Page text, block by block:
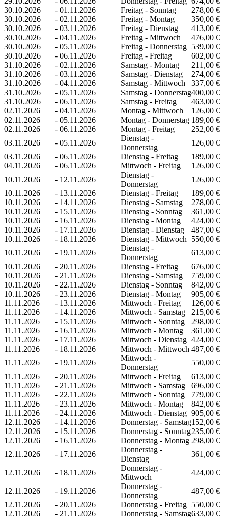
30.10.2026
- 01.11.2026 Freitag - Sonntag
278,00 €
30.10.2026
- 02.11.2026 Freitag - Montag
350,00 €
30.10.2026
- 03.11.2026 Freitag - Dienstag
413,00 €
30.10.2026
- 04.11.2026 Freitag - Mittwoch
476,00 €
30.10.2026
- 05.11.2026 Freitag - Donnerstag 539,00 €
30.10.2026
- 06.11.2026 Freitag - Freitag
602,00 €
31.10.2026
- 02.11.2026 Samstag - Montag
211,00 €
31.10.2026
- 03.11.2026 Samstag - Dienstag
274,00 €
31.10.2026
- 04.11.2026 Samstag - Mittwoch
337,00 €
31.10.2026
- 05.11.2026 Samstag - Donnerstag400,00 €
31.10.2026
- 06.11.2026 Samstag - Freitag
463,00 €
02.11.2026
- 04.11.2026 Montag - Mittwoch
126,00 €
02.11.2026
- 05.11.2026 Montag - Donnerstag 189,00 €
02.11.2026
- 06.11.2026 Montag - Freitag
252,00 €
03.11.2026
- 05.11.2026
Dienstag -
Donnerstag
126,00 €
03.11.2026
- 06.11.2026 Dienstag - Freitag
189,00 €
04.11.2026
- 06.11.2026 Mittwoch - Freitag
126,00 €
10.11.2026
- 12.11.2026
Dienstag -
Donnerstag
126,00 €
10.11.2026
- 13.11.2026 Dienstag - Freitag
189,00 €
10.11.2026
- 14.11.2026 Dienstag - Samstag
278,00 €
10.11.2026
- 15.11.2026 Dienstag - Sonntag
361,00 €
10.11.2026
- 16.11.2026 Dienstag - Montag
424,00 €
10.11.2026
- 17.11.2026 Dienstag - Dienstag
487,00 €
10.11.2026
- 18.11.2026 Dienstag - Mittwoch
550,00 €
10.11.2026
- 19.11.2026
Dienstag -
Donnerstag
613,00 €
10.11.2026
- 20.11.2026 Dienstag - Freitag
676,00 €
10.11.2026
- 21.11.2026 Dienstag - Samstag
759,00 €
10.11.2026
- 22.11.2026 Dienstag - Sonntag
842,00 €
10.11.2026
- 23.11.2026 Dienstag - Montag
905,00 €
11.11.2026
- 13.11.2026 Mittwoch - Freitag
126,00 €
11.11.2026
- 14.11.2026 Mittwoch - Samstag
215,00 €
11.11.2026
- 15.11.2026 Mittwoch - Sonntag
298,00 €
11.11.2026
- 16.11.2026 Mittwoch - Montag
361,00 €
11.11.2026
- 17.11.2026 Mittwoch - Dienstag 424,00 €
11.11.2026
- 18.11.2026 Mittwoch - Mittwoch 487,00 €
11.11.2026
- 19.11.2026
Mittwoch -
Donnerstag
550,00 €
11.11.2026
- 20.11.2026 Mittwoch - Freitag
613,00 €
11.11.2026
- 21.11.2026 Mittwoch - Samstag
696,00 €
11.11.2026
- 22.11.2026 Mittwoch - Sonntag
779,00 €
11.11.2026
- 23.11.2026 Mittwoch - Montag
842,00 €
11.11.2026
- 24.11.2026 Mittwoch - Dienstag 905,00 €
12.11.2026
- 14.11.2026 Donnerstag - Samstag152,00 €
12.11.2026
- 15.11.2026 Donnerstag - Sonntag235,00 €
12.11.2026
- 16.11.2026 Donnerstag - Montag 298,00 €
12.11.2026
- 17.11.2026
Donnerstag -
Dienstag
361,00 €
12.11.2026 - 18.11.2026
Donnerstag -
Mittwoch
424,00 €
12.11.2026 - 19.11.2026
Donnerstag -
Donnerstag
487,00 €
12.11.2026
- 20.11.2026 Donnerstag - Freitag 550,00 €
12.11.2026
- 21.11.2026 Donnerstag - Samstag633,00 €